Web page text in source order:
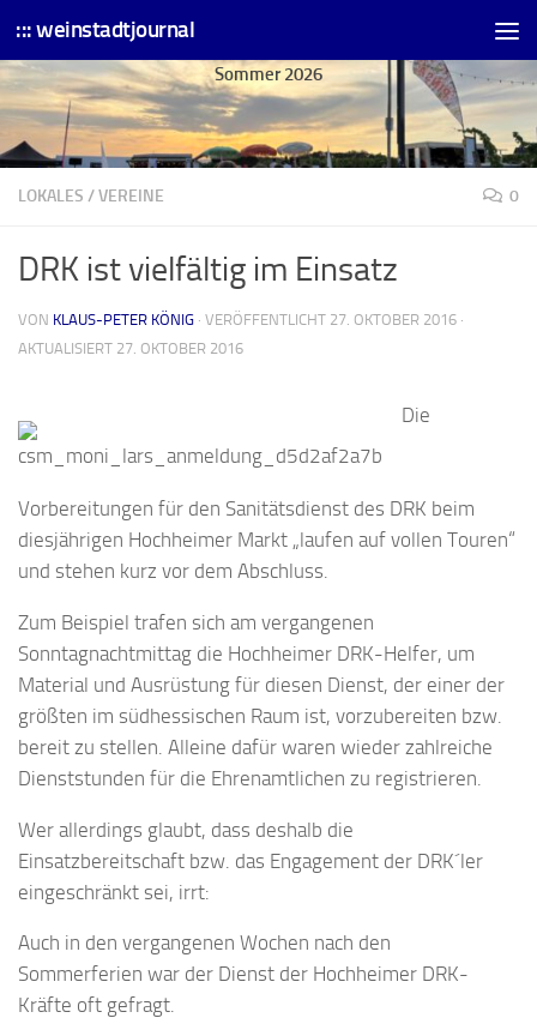
Skip to content
::: weinstadtjournal
Sommer 2026
LOKALES /VEREINE 0
DRK ist vielfältig im Einsatz
VON KLAUS-PETER KÖNIG · VERÖFFENTLICHT 27. OKTOBER 2016 ·
AKTUALISIERT 27. OKTOBER 2016
Die
Vorbereitungen für den Sanitätsdienst des DRK beim
diesjährigen Hochheimer Markt „laufen auf vollen Touren“
und stehen kurz vor dem Abschluss.
Zum Beispiel trafen sich am vergangenen
Sonntagnachtmittag die Hochheimer DRK-Helfer, um
Material und Ausrüstung für diesen Dienst, der einer der
größten im südhessischen Raum ist, vorzubereiten bzw.
bereit zu stellen. Alleine dafür waren wieder zahlreiche
Dienststunden für die Ehrenamtlichen zu registrieren.
Wer allerdings glaubt, dass deshalb die
Einsatzbereitschaft bzw. das Engagement der DRK´ler
eingeschränkt sei, irrt:
Auch in den vergangenen Wochen nach den
Sommerferien war der Dienst der Hochheimer DRK-
Kräfte oft gefragt.